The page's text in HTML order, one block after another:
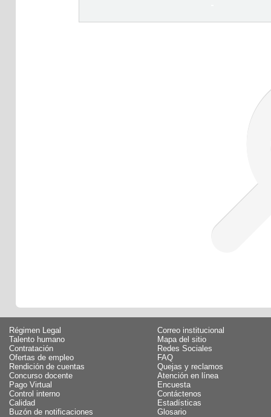
Régimen Legal
Talento humano
Contratación
Ofertas de empleo
Rendición de cuentas
Concurso docente
Pago Virtual
Control interno
Calidad
Buzón de notificaciones
Correo institucional
Mapa del sitio
Redes Sociales
FAQ
Quejas y reclamos
Atención en línea
Encuesta
Contáctenos
Estadísticas
Glosario